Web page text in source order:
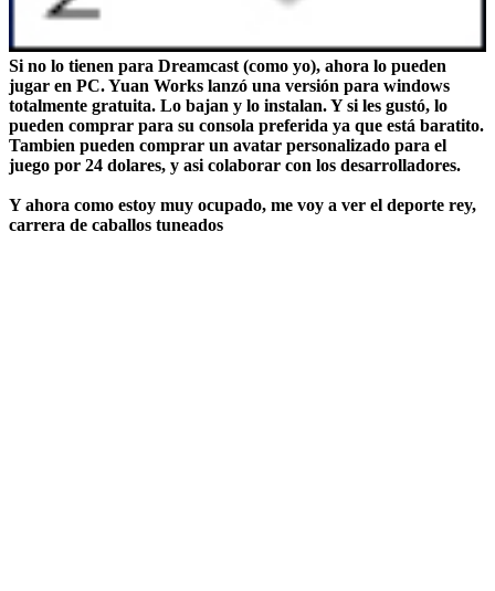
Si no lo tienen para Dreamcast (como yo), ahora lo pueden
jugar en PC. Yuan Works lanzó una versión para windows
totalmente gratuita. Lo bajan y lo instalan. Y si les gustó, lo
pueden comprar para su consola preferida ya que está baratito.
Tambien pueden comprar un avatar personalizado para el
juego por 24 dolares, y asi colaborar con los desarrolladores.
Y ahora como estoy muy ocupado, me voy a ver el deporte rey,
carrera de caballos tuneados